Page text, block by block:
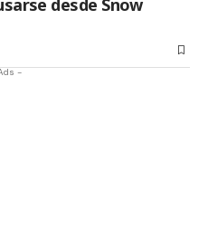
desde Snow
-